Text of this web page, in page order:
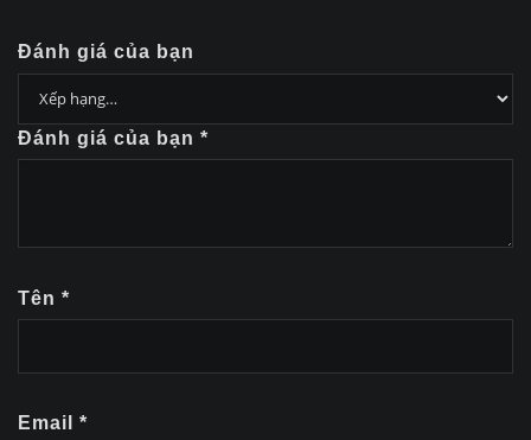
Đánh giá của bạn
Đánh giá của bạn *
Tên *
Email *